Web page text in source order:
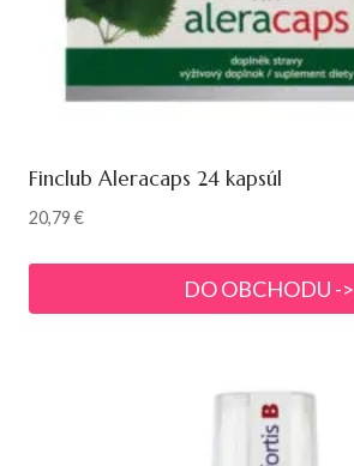
Finclub Aleracaps 24 kapsúl
20,79€
DO OBCHODU ->